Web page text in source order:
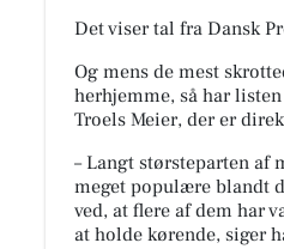
Det viser tal fra Dansk
Og mens de mest
herhjemme, så har
Troels Meier, der er
– Langt størsteparten
meget populære blandt
ved, at flere af dem har
at holde kørende, siger